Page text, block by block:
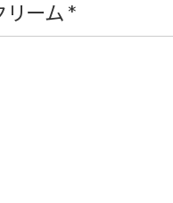
ーム *